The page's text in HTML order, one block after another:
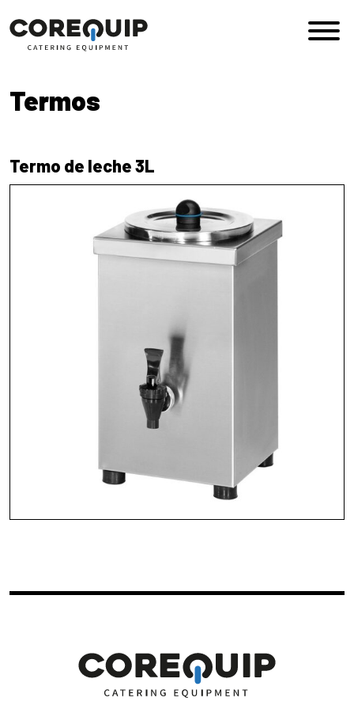
Navegación principal
Termos
Termo de leche 3L